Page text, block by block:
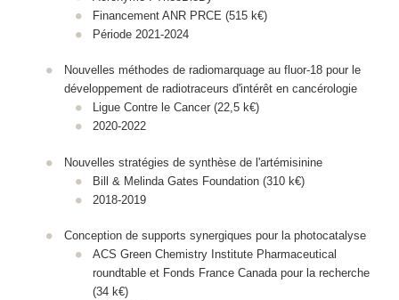
Financement ANR PRCE (515 k€)
Période 2021-2024
Nouvelles méthodes de radiomarquage au fluor-18 pour le
développement de radiotraceurs d'intérêt en cancérologie
Ligue Contre le Cancer (22,5 k€)
2020-2022
Nouvelles stratégies de synthèse de l'artémisinine
Bill & Melinda Gates Foundation (310 k€)
2018-2019
Conception de supports synergiques pour la photocatalyse
ACS Green Chemistry Institute Pharmaceutical
roundtable et Fonds France Canada pour la recherche
(34 k€)